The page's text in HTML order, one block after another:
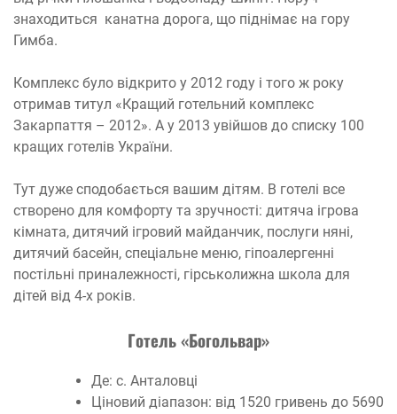
знаходиться канатна дорога, що піднімає на гору
Гимба.
Комплекс було відкрито у 2012 году і того ж року
отримав титул «Кращий готельний комплекс
Закарпаття – 2012». А у 2013 увійшов до списку 100
кращих готелів України.
Тут дуже сподобається вашим дітям. В готелі все
створено для комфорту та зручності: дитяча ігрова
кімната, дитячий ігровий майданчик, послуги няні,
дитячий басейн, спеціальне меню, гіпоалергенні
постільні приналежності, гірськолижна школа для
дітей від 4-х років.
Готель «Богольвар»
Де: с. Анталовці
Ціновий діапазон: від 1520 гривень до 5690